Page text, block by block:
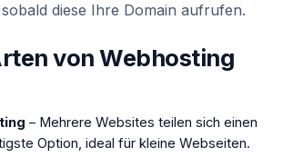
diese Ihre Domain aufrufen.
von Webhosting
– Mehrere Websites teilen sich einen
Option, ideal für kleine Webseiten.